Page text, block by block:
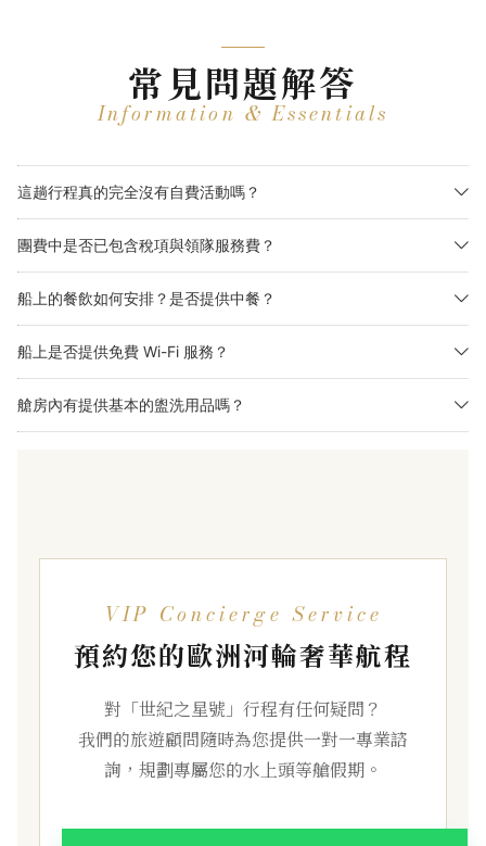
常見問題解答
Information & Essentials
這趟行程真的完全沒有自費活動嗎？
團費中是否已包含稅項與領隊服務費？
船上的餐飲如何安排？是否提供中餐？
船上是否提供免費 Wi-Fi 服務？
艙房內有提供基本的盥洗用品嗎？
VIP Concierge Service
預約您的歐洲河輪奢華航程
對「世紀之星號」行程有任何疑問？
我們的旅遊顧問隨時為您提供一對一專業諮
詢，規劃專屬您的水上頭等艙假期。